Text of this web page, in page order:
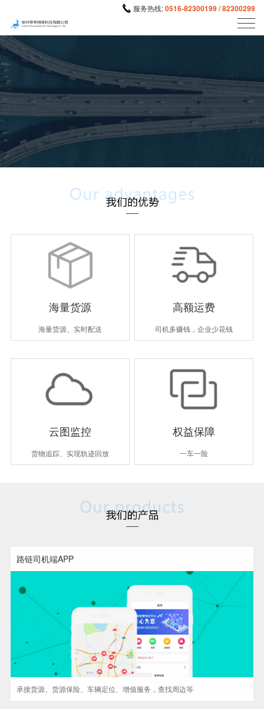
服务热线:0516-82300199 / 82300299
可视化运输、实时定位货物位置
海量货源
海量货源、实时配送
高额运费
司机多赚钱，企业少花钱
云图监控
货物追踪、实现轨迹回放
权益保障
一车一险
路链司机端APP
承接货源、货源保险、车辆定位、增值服务，查找周边等